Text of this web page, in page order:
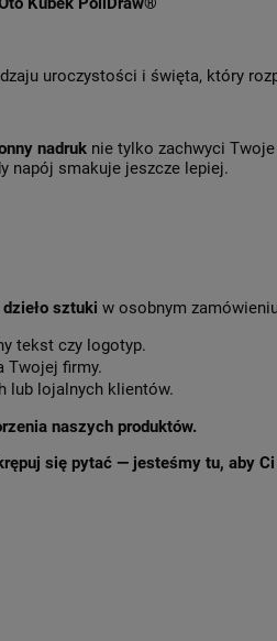
uroczystości i święta, który
nadruk nie tylko zachwyci
napój smakuje jeszcze lepiej.
sztuki w osobnym
tekst czy logotyp.
Twojej firmy.
lub lojalnych klientów.
naszych produktów.
się pytać — jesteśmy tu, aby